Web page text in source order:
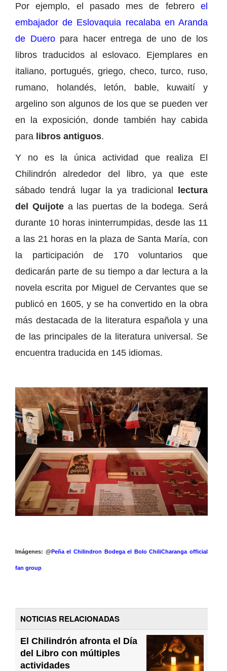
Por ejemplo, el pasado mes de febrero el
embajador de Eslovaquia recalaba en Aranda
de Dueropara hacer entrega de uno de los
libros traducidos al eslovaco. Ejemplares en
italiano, portugués, griego, checo, turco, ruso,
rumano, holandés, letón, bable, kuwaití y
argelino son algunos de los que se pueden ver
en la exposición, donde también hay cabida
para libros antiguos.
Y no es la única actividad que realiza El
Chilindrón alrededor del libro, ya que este
sábado tendrá lugar la ya tradicional lectura
del Quijotea las puertas de la bodega. Será
durante 10 horas ininterrumpidas, desde las 11
a las 21 horas en la plaza de Santa María, con
la participación de 170 voluntarios que
dedicarán parte de su tiempo a dar lectura a la
novela escrita por Miguel de Cervantes que se
publicó en 1605, y se ha convertido en la obra
más destacada de la literatura española y una
de las principales de la literatura universal. Se
encuentra traducida en 145 idiomas.
Imágenes: @Peña el Chilindron Bodega el Bolo ChiliCharanga official
fan group
NOTICIAS RELACIONADAS
El Chilindrón afronta el Día
del Libro con múltiples
actividades